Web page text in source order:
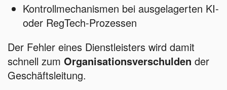
Kontrollmechanismen bei ausgelagerten KI-
oder RegTech-Prozessen
Der Fehler eines Dienstleisters wird damit
schnell zum Organisationsverschulden der
Geschäftsleitung.